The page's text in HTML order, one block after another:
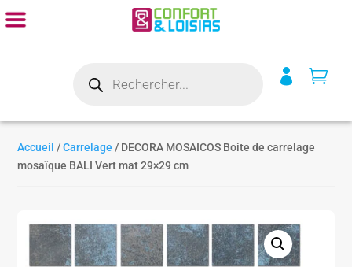
produits
 
Accueil /Carrelage / DECORA MOSAICOS Boite de carrelage
mosaïque BALI Vert mat 29×29 cm